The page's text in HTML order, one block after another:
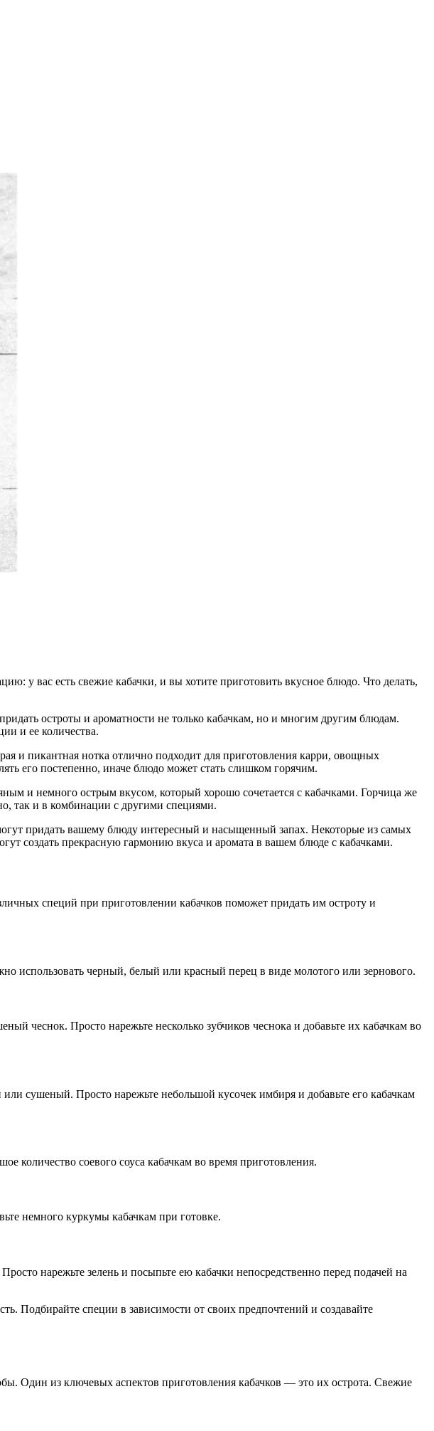
у вас есть свежие кабачки, и вы хотите приготовить вкусное блюдо. Что делать,
остроты и ароматности не только кабачкам, но и многим другим блюдам.
и ее количества.
и пикантная нотка отлично подходит для приготовления карри, овощных
его постепенно, иначе блюдо может стать слишком горячим.
и немного острым вкусом, который хорошо сочетается с кабачками. Горчица же
так и в комбинации с другими специями.
придать вашему блюду интересный и насыщенный запах. Некоторые из самых
создать прекрасную гармонию вкуса и аромата в вашем блюде с кабачками.
специй при приготовлении кабачков поможет придать им остроту и
использовать черный, белый или красный перец в виде молотого или зернового.
чеснок. Просто нарежьте несколько зубчиков чеснока и добавьте их кабачкам во
сушеный. Просто нарежьте небольшой кусочек имбиря и добавьте его кабачкам
количество соевого соуса кабачкам во время приготовления.
немного куркумы кабачкам при готовке.
нарежьте зелень и посыпьте ею кабачки непосредственно перед подачей на
Подбирайте специи в зависимости от своих предпочтений и создавайте
Один из ключевых аспектов приготовления кабачков — это их острота. Свежие